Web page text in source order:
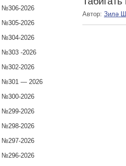
Автор: Зилә
№306-2026
№305-2026
№304-2026
№303 -2026
№302-2026
№301 — 2026
№300-2026
№299-2026
№298-2026
№297-2026
№296-2026